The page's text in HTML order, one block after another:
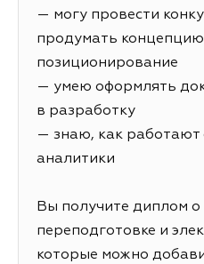
— могу провести
продумать
позиционирование
— умею оформлять
в разработку
— знаю, как работают
аналитики
Вы получите диплом
переподготовке и
которые можно